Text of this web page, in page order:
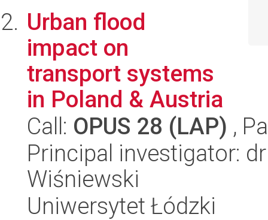
Urban flood
impact on
transport systems
in Poland & Austria
Call: OPUS 28 (LAP) ,
Principal investigator:
Wiśniewski
Uniwersytet Łódzki